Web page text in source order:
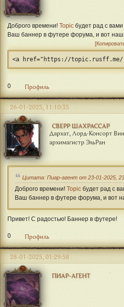
Доброго времени! Topic будет рад с
Ваш баннер в футере форума, и вот наш
<a href="https://topic.rusff.me/"
0 Профиль
СВЕРР ШАХРАССАР
Дархат, Лорд-Консорт
архимагистр ЭльРан
26-01-2025, 11:10:35
Цитата: Пиар-агент от 23-01-2025,
Доброго времени! Topic будет рад с
Ваш баннер в футере форума, и вот
Привет! С радостью! Баннер в футере!
0 Профиль
ПИАР-АГЕНТ
28-01-2025, 01:29:58